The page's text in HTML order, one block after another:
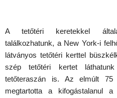
A tetőtéri keretekkel
találkozhatunk, a New York-i
látványos tetőtéri kerttel
szép tetőtéri kertet
tetőteraszán is. Az elmúlt
megtartotta a kifogástalanul